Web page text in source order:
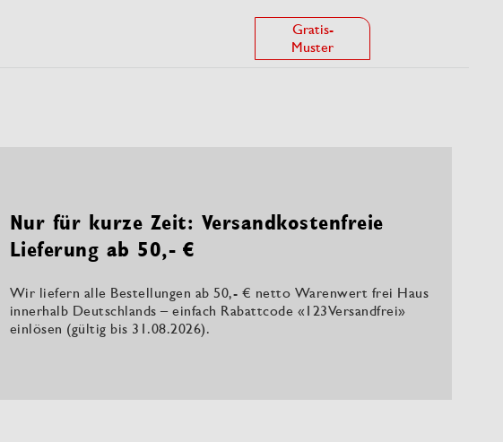
Gratis-
Muster
Nur für kurze Zeit: Versandkostenfreie
Lieferung ab 50,- €
Wir liefern alle Bestellungen ab 50,- € netto Warenwert frei Haus
innerhalb Deutschlands – einfach Rabattcode «123Versandfrei»
einlösen (gültig bis 31.08.2026).